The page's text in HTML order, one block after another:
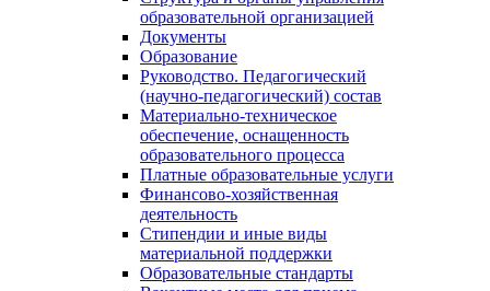
образовательной организацией
Документы
Образование
Руководство. Педагогический
(научно-педагогический) состав
Материально-техническое
обеспечение, оснащенность
образовательного процесса
Платные образовательные услуги
Финансово-хозяйственная
деятельность
Стипендии и иные виды
материальной поддержки
Образовательные стандарты